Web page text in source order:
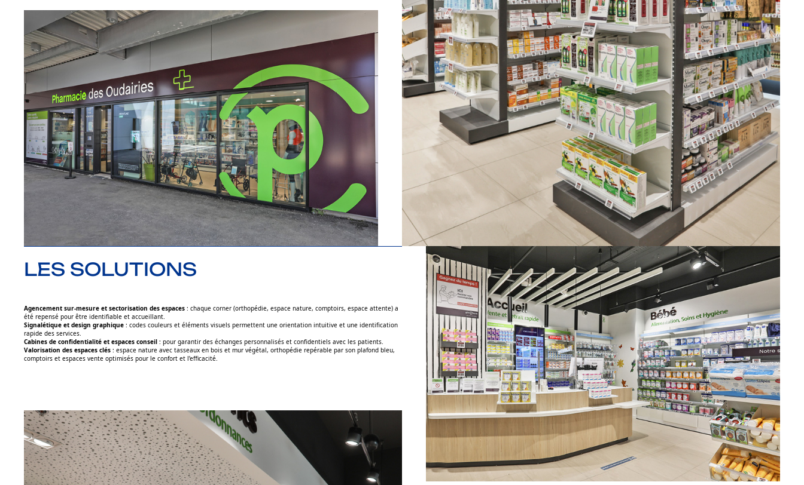
LES SOLUTIONS
Agencement sur-mesure et sectorisation des espaces : chaque corner (orthopédie, espace nature, comptoirs, espace attente) a
été repensé pour être identifiable et accueillant.
Signalétique et design graphique : codes couleurs et éléments visuels permettent une orientation intuitive et une identification
rapide des services.
Cabines de confidentialité et espaces conseil : pour garantir des échanges personnalisés et confidentiels avec les patients.
Valorisation des espaces clés : espace nature avec tasseaux en bois et mur végétal, orthopédie repérable par son plafond bleu,
comptoirs et espaces vente optimisés pour le confort et l’efficacité.